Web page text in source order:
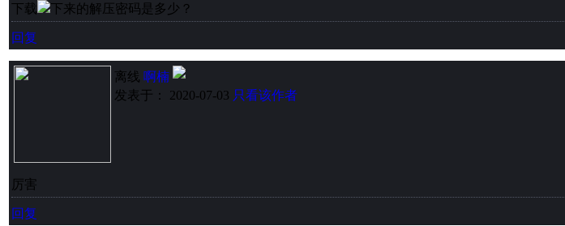
下载 下来的解压密码是多少？
回复
离线 啊楠
发表于： 2020-07-03 只看该作者
厉害
回复